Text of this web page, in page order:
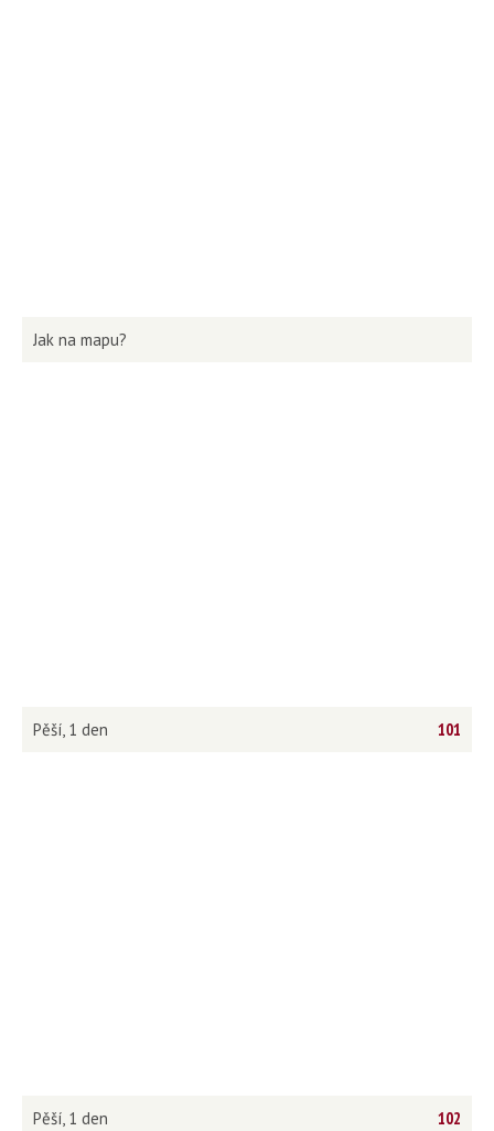
Jak na mapu?
101
Pěší, 1 den
102
Pěší, 1 den